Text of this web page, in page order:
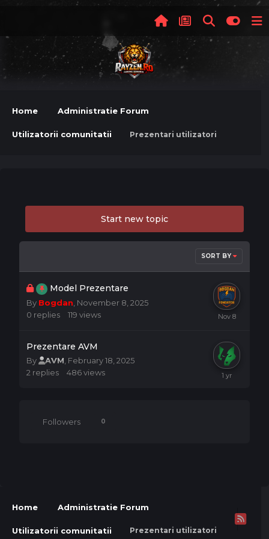
Home Administratie Forum
Utilizatorii comunitatii Prezentari utilizatori
Start new topic
SORT BY
This topic is locked
Model Prezentare
By Bogdan November 8, 2025
0 replies 119 views
Prezentare AVM
By AVM February 18, 2025
2 replies 486views
Followers 0
Home Administratie Forum
Utilizatorii comunitatii Prezentari utilizatori